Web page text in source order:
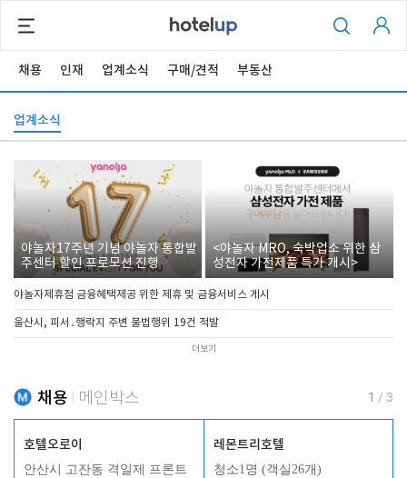
채용 인재 업계소식 구매/견적 부동산
업계소식
야놀자17주년 기념 야놀자 통합발
주센터 할인 프로모션 진행
<야놀자 MRO, 숙박업소 위한 삼
성전자 가전제품 특가 개시>
야놀자제휴점 금융혜택제공 위한 제휴 및 금융서비스 게시
울산시, 피서․행락지 주변 불법행위 19건 적발
더보기
채용 메인박스 1 / 3
호텔오로이
안산시 고잔동 격일제 프론트
레몬트리호텔
청소1명 (객실26개)